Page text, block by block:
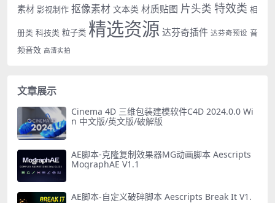
素材 影视制作 抠像素材 文本类 材质贴图 片头类 特效类 相
册类 科技类 粒子类 精选资源 达芬奇插件 达芬奇预设 音
频音效 高清实拍
文章展示
Cinema 4D 三维包装建模软件C4D 2024.0.0 Wi
n 中文版/英文版/破解版
AE脚本-克隆复制效果器MG动画脚本 Aescripts
MographAE V1.1
AE脚本-自定义破碎脚本 Aescripts Break It V1.